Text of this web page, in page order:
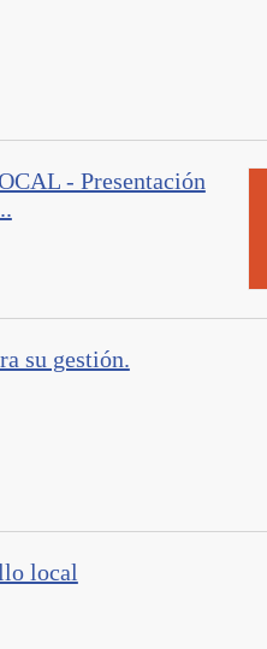
- Presentación
su gestión.
local